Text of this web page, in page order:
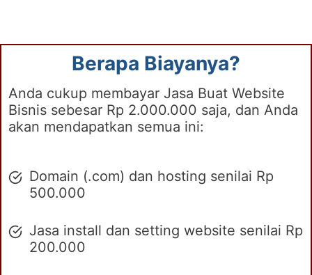
Berapa Biayanya?
Anda cukup membayar Jasa Buat Website
Bisnis sebesar Rp 2.000.000 saja, dan Anda
akan mendapatkan semua ini:
Domain (.com) dan hosting senilai Rp
500.000
Jasa install dan setting website senilai Rp
200.000